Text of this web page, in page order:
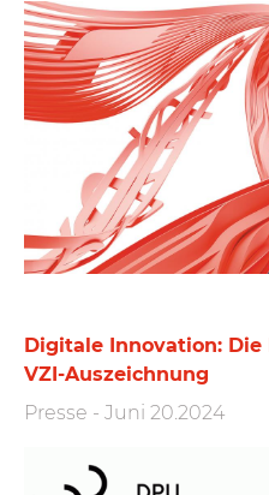
Digitale Innovation:
VZI-Auszeichnung
Presse - Juni 20.2024